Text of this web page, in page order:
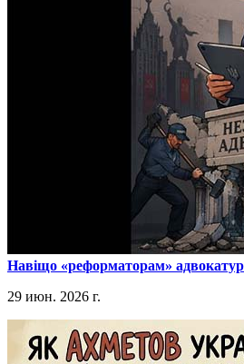
​Навіщо «реформаторам»
29 июн. 2026 г.